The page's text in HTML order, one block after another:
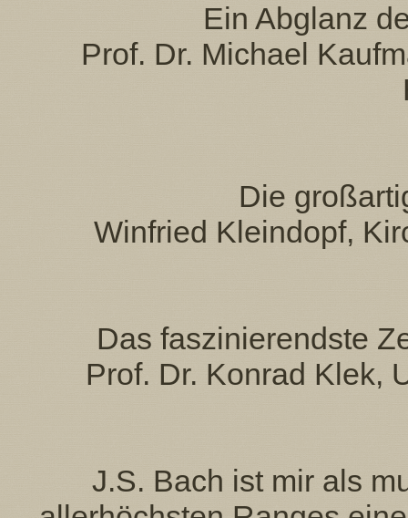
Ein Abglanz
Prof. Dr. Michael
Die
Winfried Kleindopf,
Das faszinierendste
Prof. Dr. Konrad Klek,
J.S. Bach ist mir als